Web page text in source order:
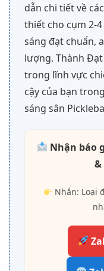
dẫn chi tiết về
thiết cho cụm 2-
sáng đạt chuẩn,
lượng. Thành Đạt
trong lĩnh vực
cậy của bạn
sáng sân
Nhận báo
Nhắn: Loại